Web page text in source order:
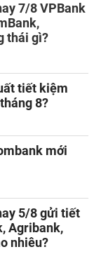
7/8 VPBank
thái gì?
tiết kiệm
8?
mới
5/8 gửi tiết
Agribank,
nhiêu?